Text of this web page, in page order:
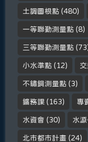
土調圖根點 (480)
一等聯勤測量點 (8)
三等聯勤測量點
小水準點 (12)
不鏽鋼測量點 (3)
鑛務課 (163) 專
水資會 (30) 水
北市都市計畫 (24)